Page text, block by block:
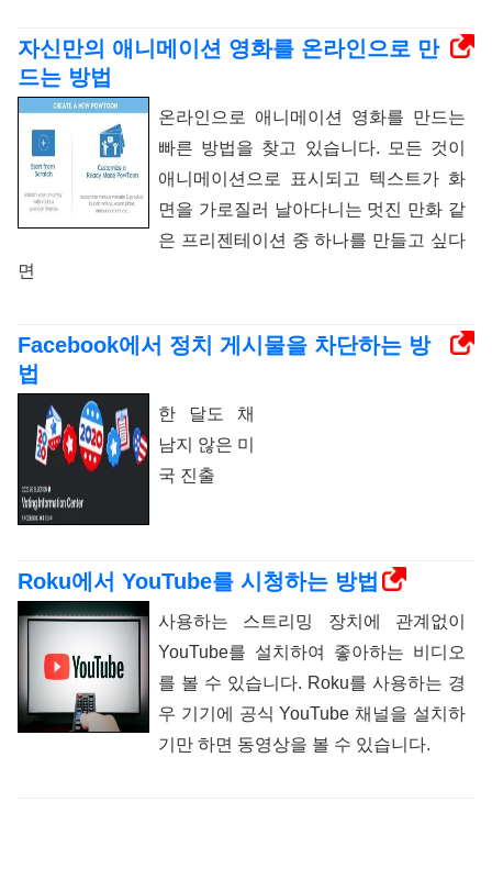
자신만의 애니메이션 영화를 온라인으로 만
드는 방법
온라인으로 애니메이션 영화를 만드는
빠른 방법을 찾고 있습니다. 모든 것이
애니메이션으로 표시되고 텍스트가 화
면을 가로질러 날아다니는 멋진 만화 같
은 프리젠테이션 중 하나를 만들고 싶다
면
Facebook에서 정치 게시물을 차단하는 방
법
한 달도 채
남지 않은 미
국 진출
Roku에서 YouTube를 시청하는 방법
사용하는 스트리밍 장치에 관계없이
YouTube를 설치하여 좋아하는 비디오
를 볼 수 있습니다. Roku를 사용하는 경
우 기기에 공식 YouTube 채널을 설치하
기만 하면 동영상을 볼 수 있습니다.